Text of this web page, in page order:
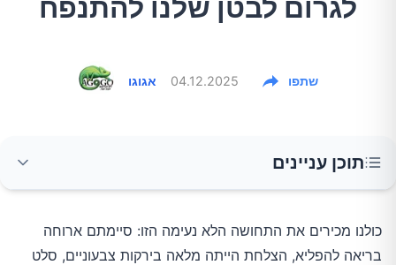
לגרום לבטן שלנו להתנפח
אגוגו 04.12.2025 שתפו
תוכן עניינים
המדע מאחורי הנפיחות: מה באמת קורה בבטן?
כולנו מכירים את התחושה הלא נעימה הזו: סיימתם ארוחה
בריאה להפליא, הצלחת הייתה מלאה בירקות צבעוניים, סלט